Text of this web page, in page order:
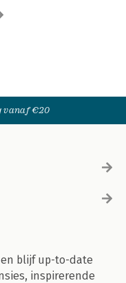
vanaf €20
blijf up-to-date
inspirerende